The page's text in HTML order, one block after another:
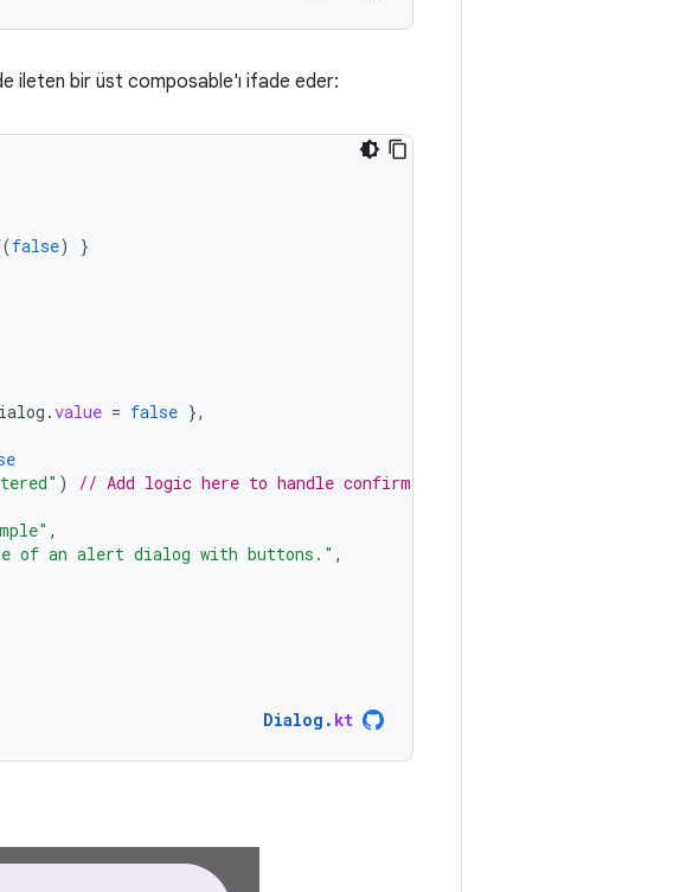
ileten bir üst composable'ı ifade eder:
(false) }
.value = false },
)
// Add logic here to handle confirmation.
,
of an alert dialog with buttons." ,
Dialog . kt